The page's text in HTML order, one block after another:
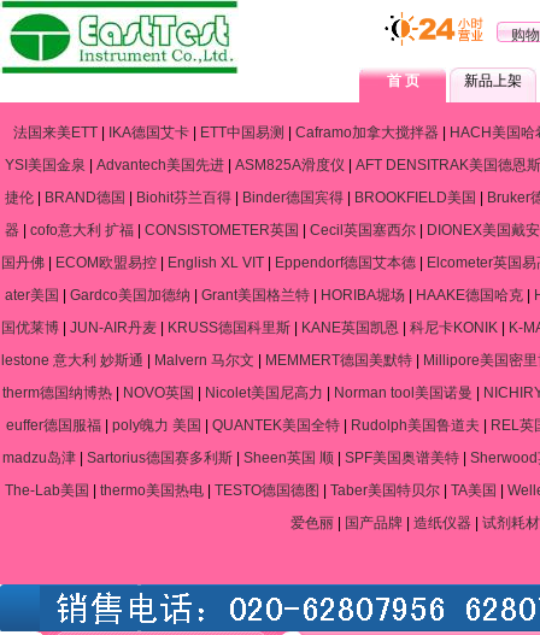
购
首 页 新品上架
法国来美ETT IKA德国艾卡 ETT中国易测 Caframo加拿大搅拌器
HACH美国哈
YSI美国金泉
Advantech美国先进| ASM825A滑度仪
AFT DENSITRAK美国德恩斯
捷伦| BRAND德国 Biohit芬兰百得| Binder德国宾得| BROOKFIELD美国
Bruker
器| cofo意大利 扩福| CONSISTOMETER英国 Cecil英国塞西尔| DIONEX美国戴安
国丹佛| ECOM欧盟易控| English XL VIT| Eppendorf德国艾本德|
Elcometer英国易
ater美国
Gardco美国加德纳 Grant美国格兰特| HORIBA堀场 HAAKE德国哈克|
国优莱博
JUN-AIR丹麦 KRUSS德国科里斯 KANE英国凯恩 科尼卡KONIK
K-
lestone 意大利 妙斯通
Malvern 马尔文 MEMMERT德国美默特
Millipore美国密
therm德国纳博热| NOVO英国 Nicolet美国尼高力 Norman tool美国诺曼
euffer德国服福| poly魄力 美国 QUANTEK美国全特| Rudolph美国鲁道夫
REL英
madzu岛津
Sartorius德国赛多利斯 Sheen英国 顺 SPF美国奥谱美特
The-Lab美国
thermo美国热电| TESTO德国德图 Taber美国特贝尔| TA美国
爱色丽| 国产品牌| 造纸仪器| 试剂耗材